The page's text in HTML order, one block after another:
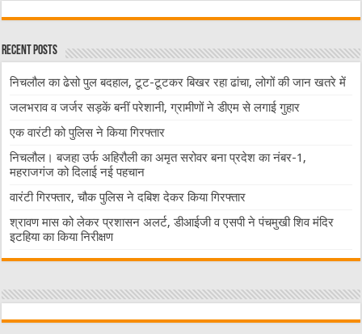
Recent Posts
निचलौल का ढेसो पुल बदहाल, टूट-टूटकर बिखर रहा ढांचा, लोगों की जान खतरे में
जलभराव व जर्जर सड़कें बनीं परेशानी, ग्रामीणों ने डीएम से लगाई गुहार
एक वारंटी को पुलिस ने किया गिरफ्तार
निचलौल। बजहा उर्फ अहिरौली का अमृत सरोवर बना प्रदेश का नंबर-1,
महराजगंज को दिलाई नई पहचान
वारंटी गिरफ्तार, चौक पुलिस ने दबिश देकर किया गिरफ्तार
श्रावण मास को लेकर प्रशासन अलर्ट, डीआईजी व एसपी ने पंचमुखी शिव मंदिर
इटहिया का किया निरीक्षण